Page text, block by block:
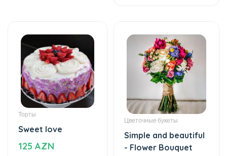
Торты
Sweet love
125 AZN
Цветочные букеты
Simple and beautiful
- Flower Bouquet